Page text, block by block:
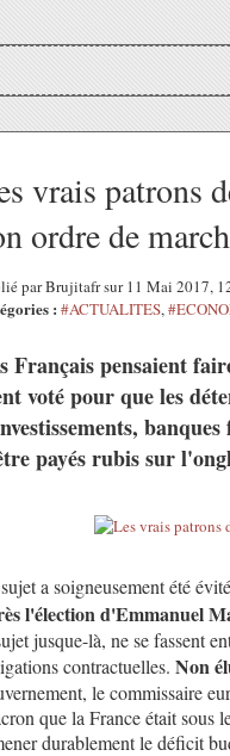
vrais patrons
ordre de
par Brujitafr sur 11 Mai 2017,
: #ACTUALITES,
Français pensaient
voté pour que les
payés rubis sur
a soigneusement été
l'élection d'Emmanuel
jusque-là, ne se fassent
contractuelles. Non
le commissaire
que la France était sous
durablement le déficit